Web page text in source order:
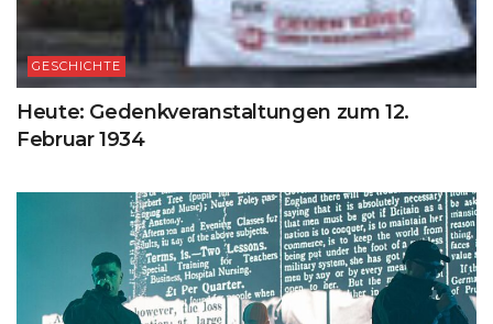
GESCHICHTE
Heute: Gedenkveranstaltungen zum 12.
Februar 1934